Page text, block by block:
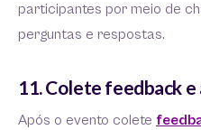
participantes por meio de
perguntas e respostas.
11. Colete feedback e
Após o evento colete